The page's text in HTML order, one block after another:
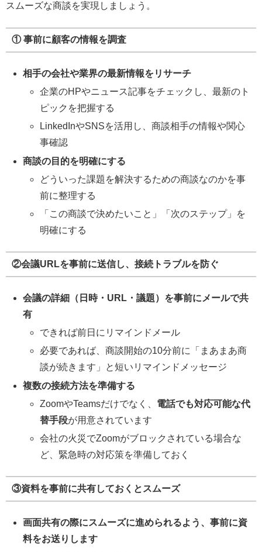
スムーズな商談を実現しましょう。
① 事前に顧客の情報を調査
相手の会社や業界の最新情報をリサーチ
企業のHPやニュース記事をチェックし、最新のト
ピックを把握する
LinkedInやSNSを活用し、商談相手の情報や関心
事確認
商談の目的を明確にする
どういった課題を解決するための商談なのかを事
前に整理する
「この商談で決めたいこと」「次のステップ」を
明確にする
②会議URLを事前に送信し、接続トラブルを防ぐ
会議の詳細（日時・URL・議題）を事前にメールで共
有
できれば前日にリマインドメール
必要であれば、商談開始の10分前に「まあまあ商
談が続きます」と短いリマインドメッセージ
複数の接続方法を準備する
ZoomやTeamsだけでなく、 電話でも対応可能な代
替手段が用意されています
会社の火災でZoomがブロックされている場合な
ど、緊急時の対応策を準備しておく
③資料を事前に共有しておくとスムーズ
画面共有の際にスムーズに進められるよう、事前に資
料をお送りします